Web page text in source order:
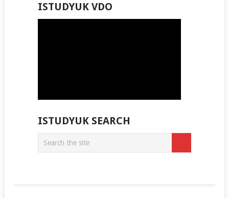
ISTUDYUK VDO
ISTUDYUK SEARCH